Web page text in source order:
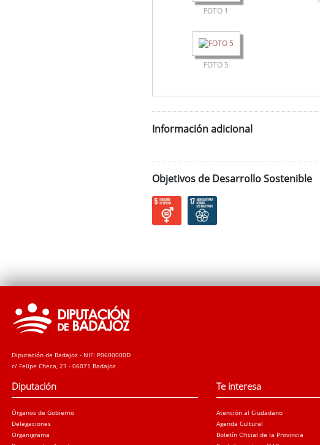
FOTO 1
FOTO 5
Información adicional
Objetivos de Desarrollo Sostenible
Diputación de Badajoz - NIF: P0600000D
c/ Felipe Checa, 23 - 06071 Badajoz
Diputación
Órganos de Gobierno
Delegaciones
Organigrama
Te interesa
Atención al Ciudadano
Agenda Cultural
Boletín Oficial de la Provincia